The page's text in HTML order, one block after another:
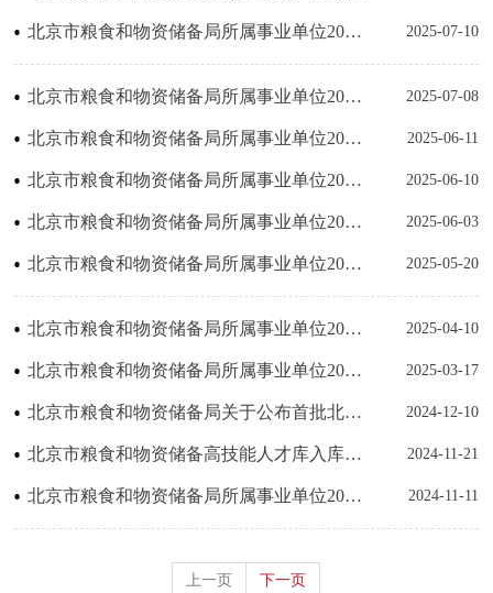
北京市粮食和物资储备局所属事业单位2025年公开招聘工作人员拟聘用人员名单公示 2025-07-10
北京市粮食和物资储备局所属事业单位2025年度退役大学生士兵定向招聘拟聘用人员名单公示 2025-07-08
北京市粮食和物资储备局所属事业单位2025年公开招聘工作人员综合成绩公示 2025-06-11
北京市粮食和物资储备局所属事业单位2025年度退役大学生士兵定向招聘面试成绩公示 2025-06-10
北京市粮食和物资储备局所属事业单位2025年公开招聘工作人员面试公告 2025-06-03
北京市粮食和物资储备局所属事业单位2025年公开招聘笔试成绩公示及资格复审公告 2025-05-20
北京市粮食和物资储备局所属事业单位2025年公开招聘工作人员笔试公告 2025-04-10
北京市粮食和物资储备局所属事业单位2025年公开招聘工作人员公告 2025-03-17
北京市粮食和物资储备局关于公布首批北京市粮食和物资储备专家型人才库入库人员名单的通知 2024-12-10
北京市粮食和物资储备高技能人才库入库人员名单公示 2024-11-21
北京市粮食和物资储备局所属事业单位2024年度驻京部队随军家属拟聘用人员名单公示 2024-11-11
上一页 下一页